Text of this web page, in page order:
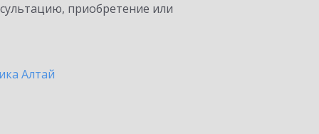
приобретение или
Алтай